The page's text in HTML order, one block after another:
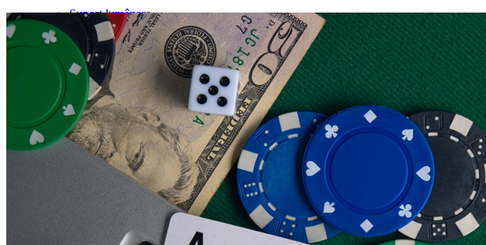
Suport lumânare
Locomotiva Thomas
Păpuşi şi Figurine